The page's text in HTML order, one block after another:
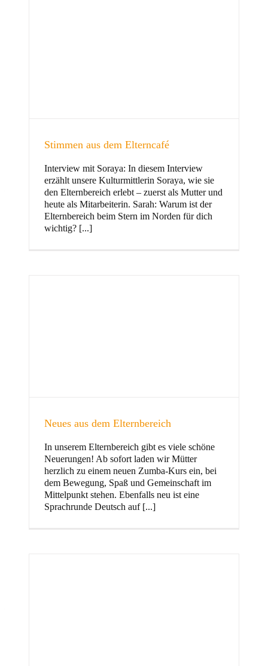
und Familie
Kinder
Stimmen aus dem Elterncafé
Interview mit Soraya: In diesem Interview
erzählt unsere Kulturmittlerin Soraya, wie sie
den Elternbereich erlebt – zuerst als Mutter und
heute als Mitarbeiterin. Sarah: Warum ist der
Elternbereich beim Stern im Norden für dich
wichtig? [...]
Neues aus dem Elternbereich
In unserem Elternbereich gibt es viele schöne
Neuerungen! Ab sofort laden wir Mütter
herzlich zu einem neuen Zumba-Kurs ein, bei
dem Bewegung, Spaß und Gemeinschaft im
Mittelpunkt stehen. Ebenfalls neu ist eine
Sprachrunde Deutsch auf [...]